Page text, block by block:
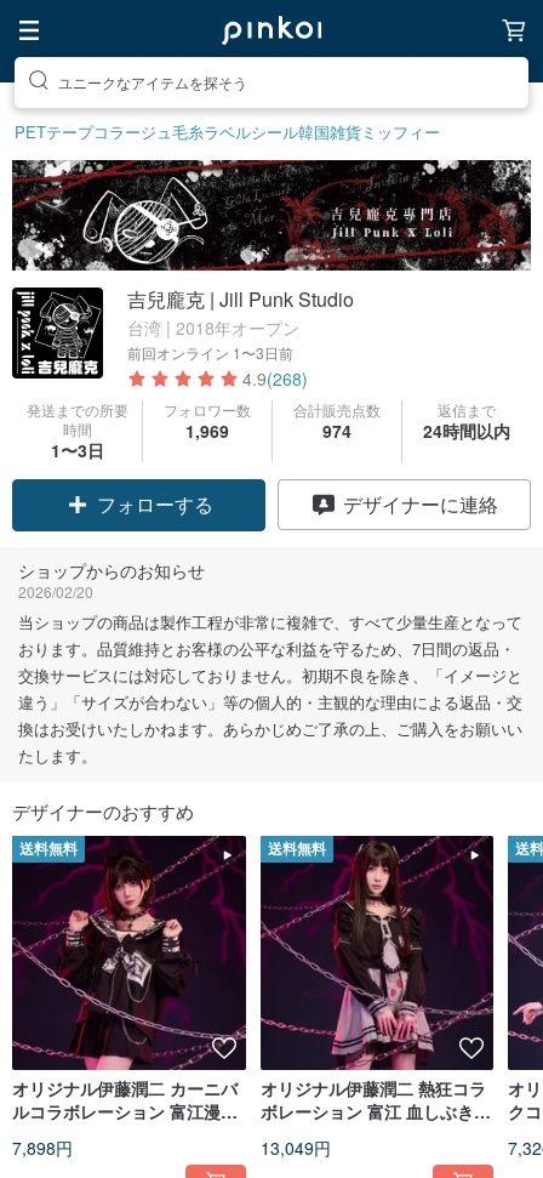
素敵な生活グッズを探そう
PETテープコラージュ毛糸ラベルシール韓国雑貨ミッフィー
吉兒龐克 | Jill Punk Studio
台湾 | 2018年オープン
前回オンライン 1〜3日前
4.9(268)
発送までの所要
時間
1〜3日
フォロワー数
1,969
合計販売点数
974
返信まで
24時間以内
フォローする デザイナーに連絡
ショップからのお知らせ
2026/02/20
当ショップの商品は製作工程が非常に複雑で、すべて少量生産となって
おります。品質維持とお客様の公平な利益を守るため、7日間の返品・
交換サービスには対応しておりません。初期不良を除き、「イメージと
違う」「サイズが合わない」等の個人的・主観的な理由による返品・交
換はお受けいたしかねます。あらかじめご了承の上、ご購入をお願いい
たします。
デザイナーのおすすめ
送料無料
オリジナル伊藤潤二 カーニバ
ルコラボレーション 富江漫画
服ジャケット JJIT28
7,898円
送料無料
オリジナル伊藤潤二 熱狂コラ
ボレーション 富江 血しぶきイ
ード 取り外し可能袖 ネクタイ
13,049円
送
オ
ク
ー